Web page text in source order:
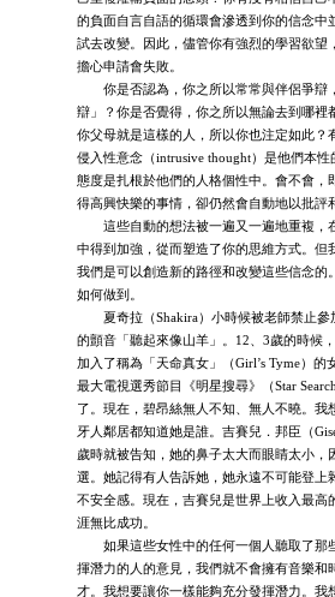
的負面自言自語的循環會滲透到你的信念中
試去改變。因此，儘管你有強烈的學習欲望
擔心申請會失敗。
你是否認為，你之所以常常與伴侶爭辯
辯」？你是否覺得，你之所以無論去到哪裡
你父母就是這樣的人，所以你也注定如此？
侵入性意念（intrusive thought）是他們本性
態度是扎根於他們的人格個性中。會不會，
得高興快樂的事情，卻仍然會自動地以批評
這些自動的想法被一遍又一遍地重複，
中得到加強，從而塑造了你的思維方式。但
我們是可以創造新的路徑和改變這些信念的
如何做到。
夏奇拉（Shakira）小時候被老師禁止參
的顫音「聽起來像山羊」。12、3歲的時候，
加入了稱為「天命真女」（Girl’s Tyme）的
最大電視選秀節目《明星搜尋》（Star
了。現在，碧昂絲無人不知、無人不曉。我
牙人鄰居都知道她是誰。吉賽兒．邦臣（
歲時就被告知，她的鼻子太大而眼睛太小，
選。她記得有人告訴她，她永遠不可能登上
不安全感。現在，吉賽兒是世界上收入最高
涯無比成功。
如果這些女性中的任何一個人聽取了那
揮潛力的人的意見，我們就不會擁有音樂和
才。我想要讓你一樣能夠充分發揮潛力。我